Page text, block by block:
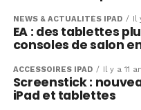
NEWS & ACTUALITÉS IPAD Il
EA : des tablettes
consoles de salon
ACCESSOIRES IPAD Il y a 11
Screenstick :
iPad et tablettes